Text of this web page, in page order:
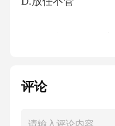
评论